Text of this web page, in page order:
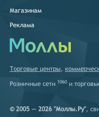
Магазинам
Реклама
Торговые центры,
Розничные сети 1060 и
© 2005 — 2026 "Моллы.Ру",